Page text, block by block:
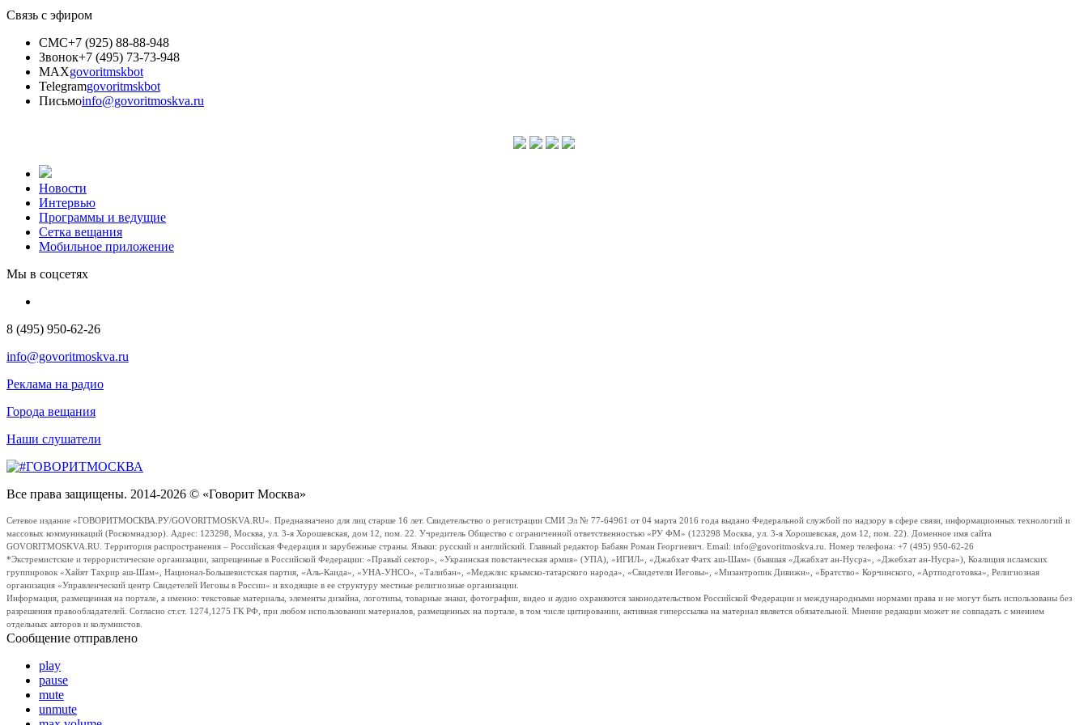
Связь с эфиром
СМС+7 (925) 88-88-948
Звонок+7 (495) 73-73-948
MAXgovoritmskbot
Telegramgovoritmskbot
Письмоinfo@govoritmoskva.ru
Новости
Интервью
Программы и ведущие
Сетка вещания
Мобильное приложение
Мы в соцсетях
8 (495) 950-62-26
info@govoritmoskva.ru
Реклама на радио
Города вещания
Наши слушатели
Все права защищены. 2014-2026 © «Говорит Москва»
Сетевое издание «ГОВОРИТМОСКВА.РУ/GOVORITMOSKVA.RU». Предназначено для лиц старше 16 лет. Свидетельство о регистрации СМИ Эл № 77-64961 от 04 марта 2016 года выдано Федеральной службой по надзору в сфере связи, информационных технологий и
массовых коммуникаций (Роскомнадзор). Адрес: 123298, Москва, ул. 3-я Хорошевская, дом 12, пом. 22. Учредитель Общество с ограниченной ответственностью «РУ ФМ» (123298 Москва, ул. 3-я Хорошевская, дом 12, пом. 22). Доменное имя сайта
GOVORITMOSKVA.RU. Территория распространения – Российская Федерация и зарубежные страны. Языки: русский и английский. Главный редактор Бабаян Роман Георгиевич. Email: info@govoritmoskva.ru. Номер телефона: +7 (495) 950-62-26
*Экстремистские и террористические организации, запрещенные в Российской Федерации: «Правый сектор», «Украинская повстанческая армия» (УПА), «ИГИЛ», «Джабхат Фатх аш-Шам» (бывшая «Джабхат ан-Нусра», «Джебхат ан-Нусра»), Коалиция исламских
группировок «Хайят Тахрир аш-Шам», Национал-Большевистская партия, «Аль-Каида», «УНА-УНСО», «Талибан», «Меджлис крымско-татарского народа», «Свидетели Иеговы», «Мизантропик Дивижн», «Братство» Корчинского, «Артподготовка», Религиозная
организация «Управленческий центр Свидетелей Иеговы в России» и входящие в ее структуру местные религиозные организации.
Информация, размещенная на портале, а именно: текстовые материалы, элементы дизайна, логотипы, товарные знаки, фотографии, видео и аудио охраняются законодательством Российской Федерации и международными нормами права и не могут быть использованы без
разрешения правообладателей. Согласно ст.ст. 1274,1275 ГК РФ, при любом использовании материалов, размещенных на портале, в том числе цитировании, активная гиперссылка на материал является обязательной. Мнение редакции может не совпадать с мнением
отдельных авторов и колумнистов.
Сообщение отправлено
play
pause
mute
unmute